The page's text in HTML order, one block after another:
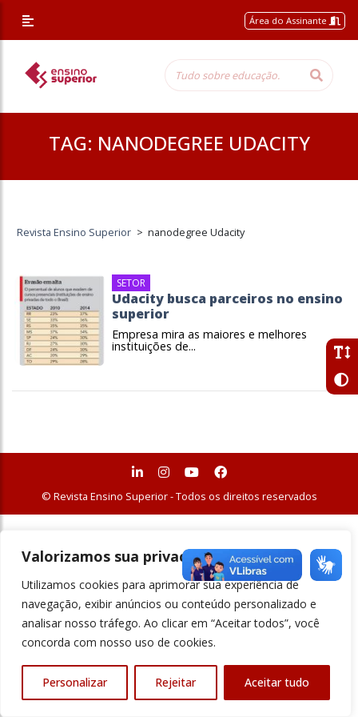
Valorizamos sua privacidade
Utilizamos cookies para aprimorar sua experiência de
navegação, exibir anúncios ou conteúdo personalizado e
analisar nosso tráfego. Ao clicar em “Aceitar todos”, você
concorda com nosso uso de cookies.
Personalizar Rejeitar Aceitar tudo
Área do Assinante
TAG: NANODEGREE UDACITY
Revista Ensino Superior > nanodegree Udacity
SETOR
Udacity busca parceiros no ensino
superior
Empresa mira as maiores e melhores
instituições de...
© Revista Ensino Superior - Todos os direitos reservados